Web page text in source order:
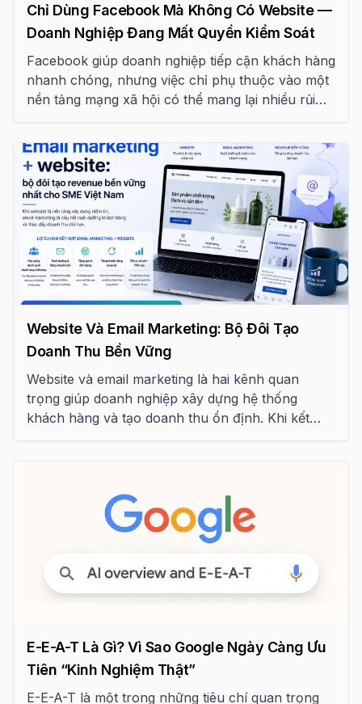
Chỉ Dùng Facebook Mà Không Có Website —
Doanh Nghiệp Đang Mất Quyền Kiểm Soát
Facebook giúp doanh nghiệp tiếp cận khách hàng
nhanh chóng, nhưng việc chỉ phụ thuộc vào một
nền tảng mạng xã hội có thể mang lại nhiều rủi
vững.
Website Và Email Marketing: Bộ Đôi Tạo
Doanh Thu Bền Vững
Website và email marketing là hai kênh quan
trọng giúp doanh nghiệp xây dựng hệ thống
khách hàng và tạo doanh thu ổn định. Khi kết
E-E-A-T Là Gì? Vì Sao Google Ngày Càng Ưu
Tiên “Kinh Nghiệm Thật”
E-E-A-T là một trong những tiêu chí quan trọng